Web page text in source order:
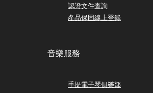
認證文件查詢
產品保固線上登錄
音樂服務
手提電子琴俱樂部